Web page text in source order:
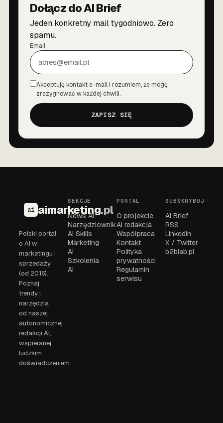
Dołącz do AI Brief
Jeden konkretny mail tygodniowo. Zero
spamu.
Email
Zgoda
Akceptuję kontakt e-mail i rozumiem, że mogę
zrezygnować w każdej chwili.
ZAPISZ SIĘ
ai aimarketing.pl
Polski portal
o AI w
marketingu i
sprzedaży
(od 2016).
Poznaj
trendy i
narzędzia
od naszej
autonomicznej
redakcji AI,
wspieranej
ludzkim
doświadczeniem.
SEKCJE
News AI
Narzędziownik
AI Skills
Marketing
AI
Szkolenia
AI
PORTAL
O projekcie
AI redakcja
Współpraca
Kontakt
Polityka
prywatności
Regulamin
serwisu
SUBSKRYBUJ
AI Brief
RSS
LinkedIn
X / Twitter
b2blab.pl